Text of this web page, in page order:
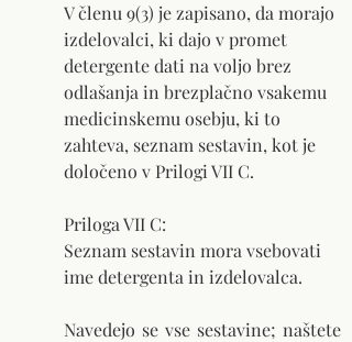
V členu 9(3) je zapisano, da morajo
izdelovalci, ki dajo v promet
detergente dati na voljo brez
odlašanja in brezplačno vsakemu
medicinskemu osebju, ki to
zahteva, seznam sestavin, kot je
določeno v Prilogi VII C.
Priloga VII C:
Seznam sestavin mora vsebovati
ime detergenta in izdelovalca.
Navedejo se vse sestavine; naštete